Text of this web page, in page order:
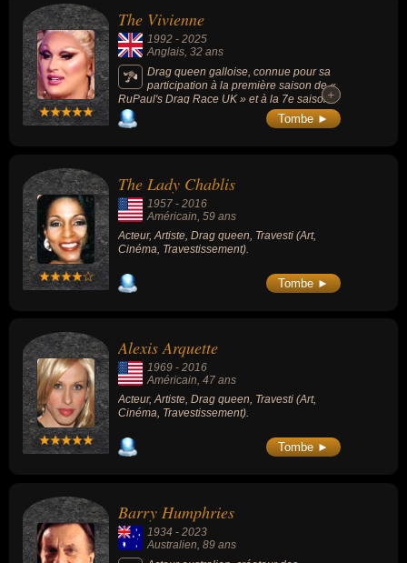
peuvent également avoir été acteur, artiste, travesti, animateur,
animateur de télévision, comique, peintre ou scénariste. En ce qui
concerne leurs nationalités au moment de leurs morts, ils peuvent
avoir été anglais, américain ou australien par exemple.
The Vivienne
1992 - 2025
Anglais, 32 ans
Drag queen galloise, connue pour sa
participation à la première saison de «
RuPaul's Drag Race UK » et à la 7e saison
de « RuPaul's Drag Race All Stars ».
+
+
Tombe ►
The Lady Chablis
1957 - 2016
Américain , 59 ans
Acteur, Artiste, Drag queen, Travesti (Art,
Cinéma, Travestissement).
Tombe ►
Alexis Arquette
1969 - 2016
Américain, 47 ans
Acteur, Artiste, Drag queen, Travesti (Art,
Cinéma, Travestissement).
Tombe ►
Barry Humphries
1934 - 2023
Australien , 89 ans